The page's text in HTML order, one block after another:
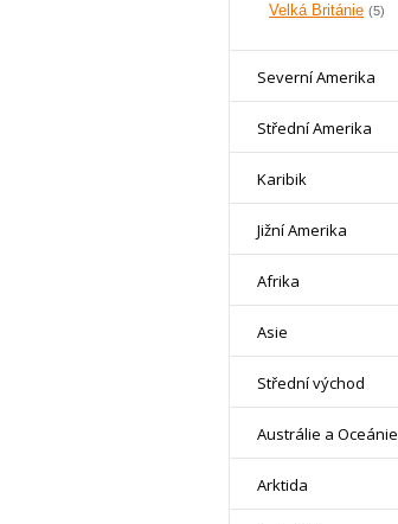
Velká Británie (5)
Severní Amerika
Střední Amerika
Karibik
Jižní Amerika
Afrika
Asie
Střední východ
Austrálie a Oceánie
Arktida